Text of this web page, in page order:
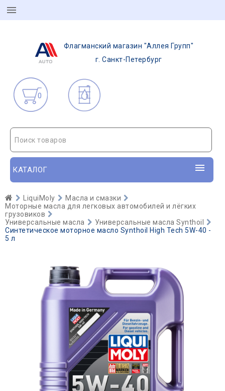
Флагманский магазин "Аллея Групп"
г. Санкт-Петербург
0
Поиск товаров
КАТАЛОГ
LiquiMoly
Масла и смазки
Моторные масла для легковых автомобилей и лёгких
грузовиков
Универсальные масла
Универсальные масла Synthoil
Синтетическое моторное масло Synthoil High Tech 5W-40 -
5 л